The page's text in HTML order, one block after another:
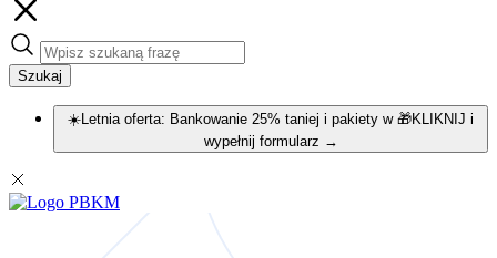
Szukaj
☀️Letnia oferta: Bankowanie 25% taniej i pakiety w 🎁KLIKNIJ i
wypełnij formularz →